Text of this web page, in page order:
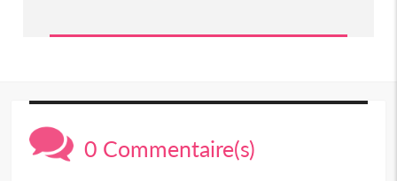
0 Commentaire(s)